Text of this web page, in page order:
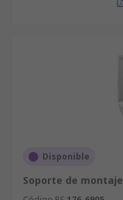
Disponible
Soporte de montaje